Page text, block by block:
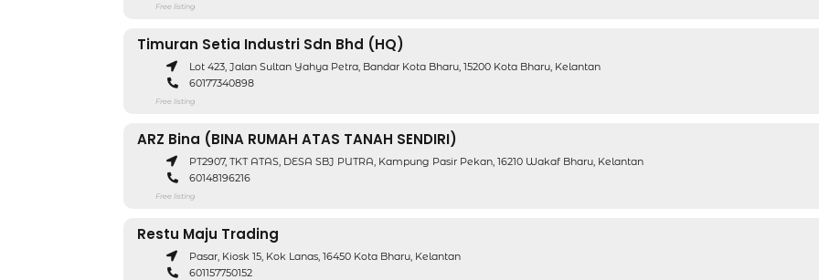
Free listing
Timuran Setia Industri Sdn Bhd (HQ)
Lot 423, Jalan Sultan Yahya Petra, Bandar Kota Bharu, 15200 Kota Bharu, Kelantan
60177340898
Free listing
ARZ Bina (BINA RUMAH ATAS TANAH SENDIRI)
PT2907, TKT ATAS, DESA SBJ PUTRA, Kampung Pasir Pekan, 16210 Wakaf Bharu, Kelantan
60148196216
Free listing
Restu Maju Trading
Pasar, Kiosk 15, Kok Lanas, 16450 Kota Bharu, Kelantan
601157750152